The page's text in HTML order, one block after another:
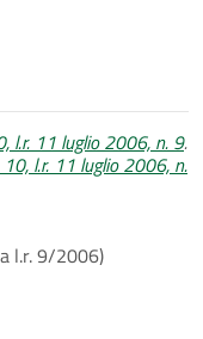
l.r. 11 luglio 2006, n. 9.
l.r. 11 luglio 2006, n.
l.r. 9/2006)